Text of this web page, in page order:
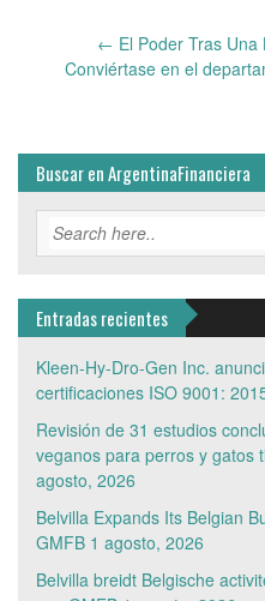
navigation
← El Poder Tras
Conviértase en el
Buscar en ArgentinaFinanciera
Entradas recientes
Kleen-Hy-Dro-Gen Inc.
certificaciones ISO 9001:
Revisión de 31 estudios
veganos para perros y gatos
agosto, 2026
Belvilla Expands Its Belgian
GMFB 1 agosto, 2026
Belvilla breidt Belgische